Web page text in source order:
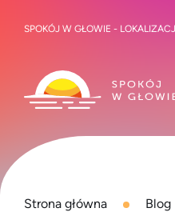
Strona główna Blog
SPOKÓJ W GŁOWIE -